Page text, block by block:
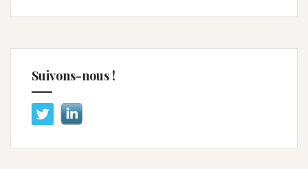
Suivons-nous !